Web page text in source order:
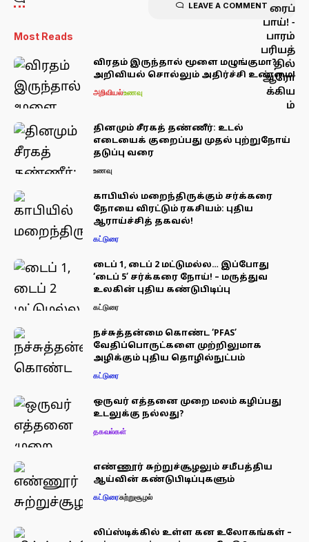
LEAVE A COMMENT
Most Reads
விரதம் இருந்தால் மூளை மழுங்குமா?
அறிவியல் சொல்லும் அதிர்ச்சி உண்மை!
அறிவியல்உணவு
தினமும் சீரகத் தண்ணீர்: உடல்
எடையைக் குறைப்பது முதல் புற்றுநோய்
தடுப்பு வரை
உணவு
காபியில் மறைந்திருக்கும் சர்க்கரை
நோயை விரட்டும் ரகசியம்: புதிய
ஆராய்ச்சித் தகவல்!
கட்டுரை
டைப் 1, டைப் 2 மட்டுமல்ல… இப்போது
‘டைப் 5’ சர்க்கரை நோய்! – மருத்துவ
உலகின் புதிய கண்டுபிடிப்பு
கட்டுரை
நச்சுத்தன்மை கொண்ட ‘PFAS’
வேதிப்பொருட்களை முற்றிலுமாக
அழிக்கும் புதிய தொழில்நுட்பம்
கட்டுரை
ஒருவர் எத்தனை முறை மலம் கழிப்பது
உடலுக்கு நல்லது?
தகவல்கள்
எண்ணூர் சுற்றுச்சூழலும் சமீபத்திய
ஆய்வின் கண்டுபிடிப்புகளும்
கட்டுரைசுற்றுசூழல்
லிப்ஸ்டிக்கில் உள்ள கன உலோகங்கள் –